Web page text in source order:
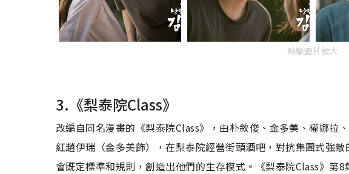
點擊圖片放大
3.《梨泰院Class》
改編自同名漫畫的《梨泰院Class》，由朴敘俊、金多美、權娜拉
紅趙伊瑞（金多美飾），在梨泰院經營街頭酒吧，對抗集團式強
會既定標準和規則，創造出他們的生存模式。《梨泰院Class》第8